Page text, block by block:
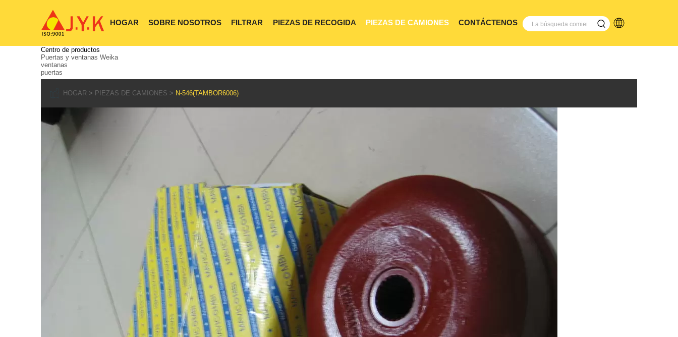
HOGAR SOBRE NOSOTROS FILTRAR PIEZAS DE RECOGIDA PIEZAS DE CAMIONES CONTÁCTENOS
Centro de productos
Puertas y ventanas Weika
ventanas
puertas
HOGAR PIEZAS DE CAMIONES N-546(TAMBOR6006)